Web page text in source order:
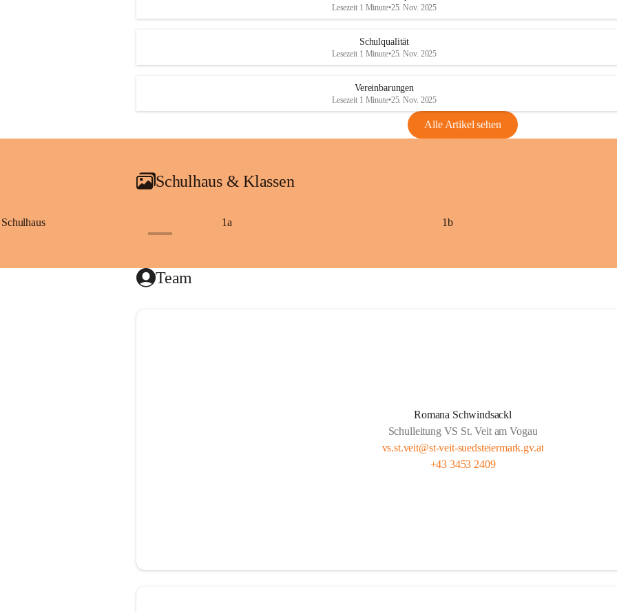
Lesezeit 1 Minute•25. Nov. 2025
Schulqualität
Lesezeit 1 Minute•25. Nov. 2025
Vereinbarungen
Lesezeit 1 Minute•25. Nov. 2025
Alle Artikel sehen
Schulhaus & Klassen
Schulhaus 1a 1b
Team
Romana Schwindsackl
Schulleitung VS St. Veit am Vogau
vs.st.veit@st-veit-suedsteiermark.gv.at
+43 3453 2409